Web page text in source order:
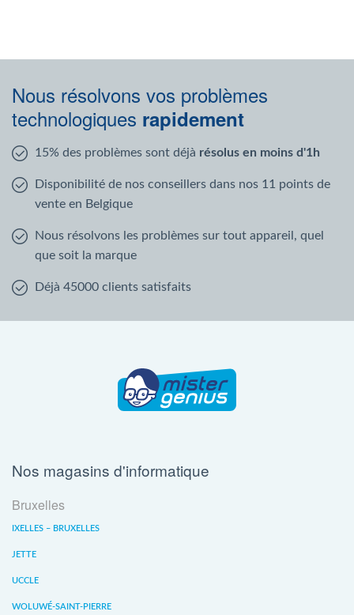
Nous résolvons vos problèmes
technologiques rapidement
15% des problèmes sont déjà résolus en moins d'1h
Disponibilité de nos conseillers dans nos 11 points de
vente en Belgique
Nous résolvons les problèmes sur tout appareil, quel
que soit la marque
Déjà 45000 clients satisfaits
Nos magasins d'informatique
Bruxelles
IXELLES – BRUXELLES
JETTE
UCCLE
WOLUWÉ-SAINT-PIERRE